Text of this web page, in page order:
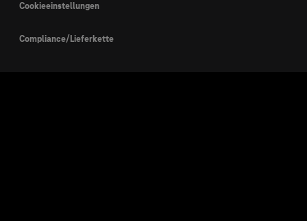
Cookieeinstellungen
Compliance/Lieferkette